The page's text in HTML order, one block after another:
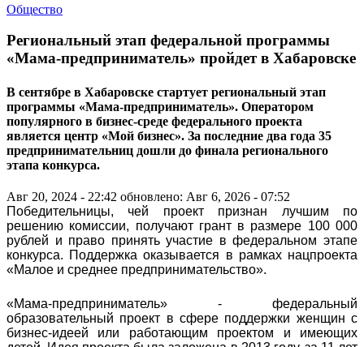
Общество
Региональный этап федеральной программы
«Мама-предприниматель» пройдет в Хабаровске
В сентябре в Хабаровске стартует региональный этап
программы «Мама-предприниматель». Оператором
популярного в бизнес-среде федерального проекта
является центр «Мой бизнес». За последние два года 35
предпринимательниц дошли до финала регионального
этапа конкурса.
Авг 20, 2024 - 22:42 обновлено: Авг 6, 2026 - 07:52
Победительницы, чей проект признан лучшим по
решению комиссии, получают грант в размере 100 000
рублей и право принять участие в федеральном этапе
конкурса. Поддержка оказывается в рамках нацпроекта
«Малое и среднее предпринимательство».
«Мама-предприниматель» - федеральный
образовательный проект в сфере поддержки женщин с
бизнес-идеей или работающим проектом и имеющих